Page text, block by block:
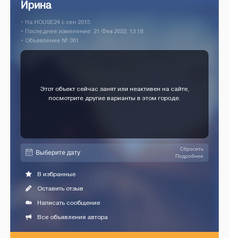
Ирина
• На HOUSE24 c сен 2015
• Последнее изменение: 21 Фев 2022, 13:18
• Объявление № 361
Этот объект сейчас занят или неактивен на сайте,
посмотрите другие варианты в этом городе.
Сбросить
Подробнее
В избранные
Оставить отзыв
Написать сообщение
Все объявления автора